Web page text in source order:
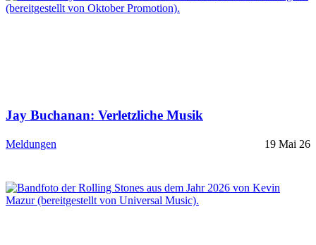
Jay Buchanan: Verletzliche Musik
Meldungen 19 Mai 26